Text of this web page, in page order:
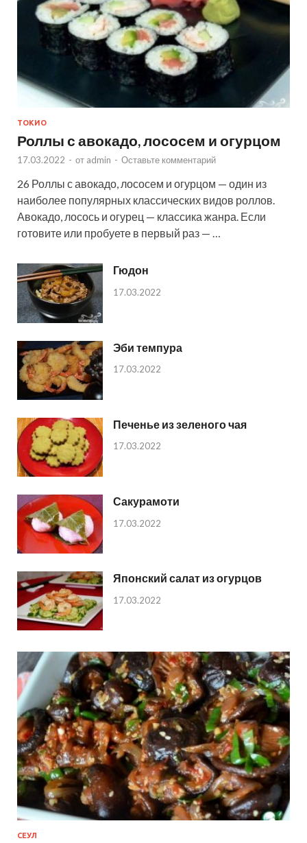
ТОКИО
Роллы с авокадо, лососем и огурцом
17.03.2022 - от admin - Оставьте комментарий
26 Роллы с авокадо, лососем и огурцом — один из
наиболее популярных классических видов роллов.
Авокадо, лосось и огурец — классика жанра. Если
готовите или пробуете в первый раз — …
Гюдон
17.03.2022
Эби темпура
17.03.2022
Печенье из зеленого чая
17.03.2022
Сакурамоти
17.03.2022
Японский салат из огурцов
17.03.2022
СЕУЛ